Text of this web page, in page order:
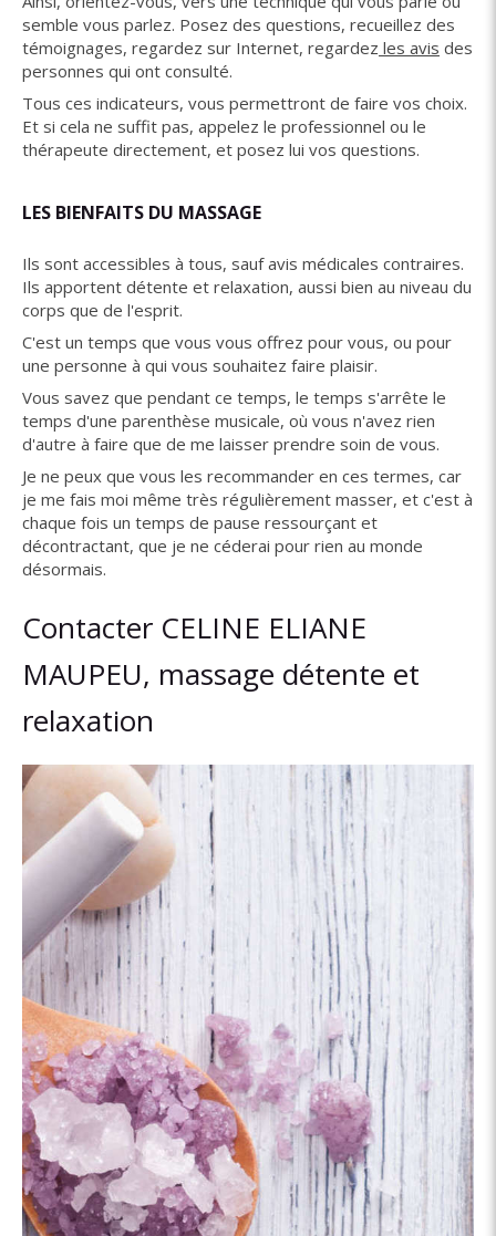
semble vous parlez. Posez des questions, recueillez des
témoignages, regardez sur Internet, regardez les avis des
personnes qui ont consulté.
Tous ces indicateurs, vous permettront de faire vos choix.
Et si cela ne suffit pas, appelez le professionnel ou le
thérapeute directement, et posez lui vos questions.
LES BIENFAITS DU MASSAGE
Ils sont accessibles à tous, sauf avis médicales contraires.
Ils apportent détente et relaxation, aussi bien au niveau du
corps que de l'esprit.
C'est un temps que vous vous offrez pour vous, ou pour
une personne à qui vous souhaitez faire plaisir.
Vous savez que pendant ce temps, le temps s'arrête le
temps d'une parenthèse musicale, où vous n'avez rien
d'autre à faire que de me laisser prendre soin de vous.
Je ne peux que vous les recommander en ces termes, car
je me fais moi même très régulièrement masser, et c'est à
chaque fois un temps de pause ressourçant et
décontractant, que je ne céderai pour rien au monde
désormais.
Contacter CELINE ELIANE
MAUPEU, massage détente et
relaxation